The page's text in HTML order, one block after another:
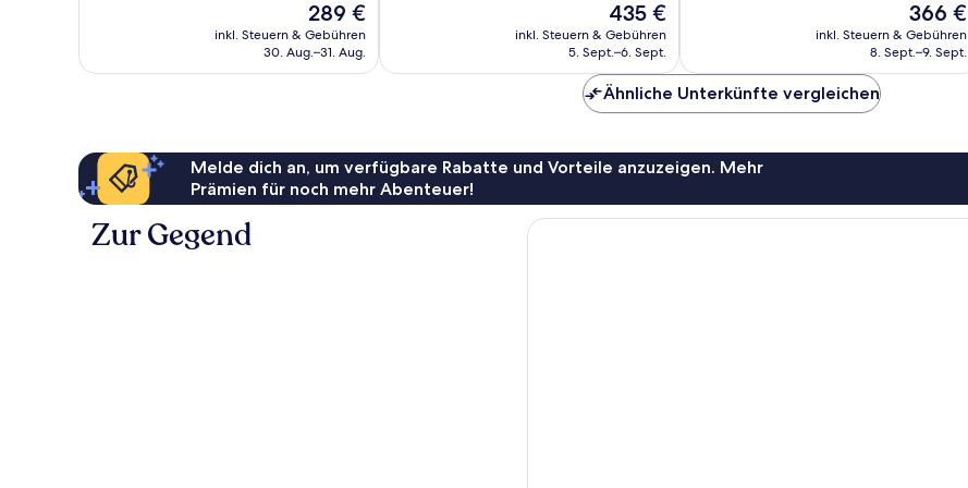
Der
Preis
beträgt
289 €
inkl. Steuern & Gebühren
30. Aug.–31. Aug.
Der
Preis
beträgt
435 €
inkl. Steuern & Gebühren
5. Sept.–6. Sept.
Der
Preis
beträgt
366 €
inkl. Steuern & Gebühren
8. Sept.–9. Sept.
Ähnliche Unterkünfte vergleichen
Melde dich an, um verfügbare Rabatte und Vorteile anzuzeigen. Mehr
Prämien für noch mehr Abenteuer!
Zur Gegend